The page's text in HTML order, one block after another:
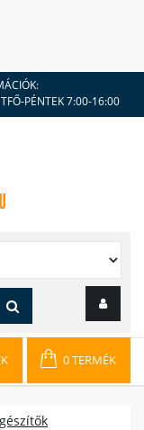
PÉNTEK 7:00-16:00
0 TERMÉK